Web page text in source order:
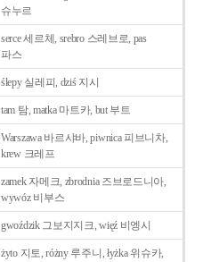
슈누르
serce 세르체, srebro 스레브로, pas
파스
ślepy 실레피, dziś 지시
tam 탐, matka 마트카, but 부트
Warszawa 바르샤바, piwnica 피브니차,
krew 크레프
zamek 자메크, zbrodnia 즈브로드니아,
wywóz 비부스
gwoździk 그보지지크, więź 비엥시
żyto 지토, różny 루주니, łyżka 위슈카,